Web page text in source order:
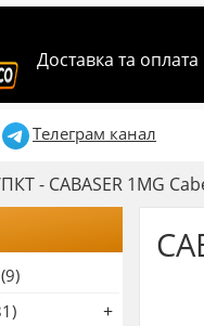
Доставка та оплата
Телеграм канал
ПКТ- CABASER 1MG